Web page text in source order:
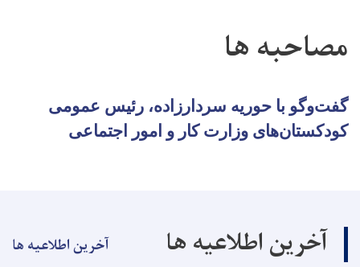
مصاحبه ها
گفت‌وگو با حوریه سردارزاده، رئیس عمومی
کودکستان‌های وزارت کار و امور اجتماعی
آخرین اطلاعیه ها آخرین اطلاعیه ها